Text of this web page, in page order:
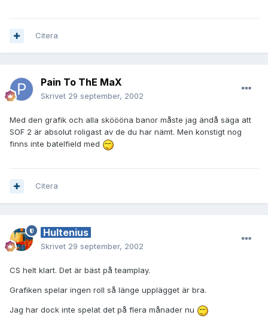
Citera
Pain To ThE MaX
Skrivet 29 september, 2002
Med den grafik och alla sköööna banor måste jag ändå säga att
SOF 2 är absolut roligast av de du har nämt. Men konstigt nog
finns inte batelfield med
Citera
Hultenius
Skrivet 29 september, 2002
CS helt klart. Det är bäst på teamplay.
Grafiken spelar ingen roll så länge upplägget är bra.
Jag har dock inte spelat det på flera månader nu